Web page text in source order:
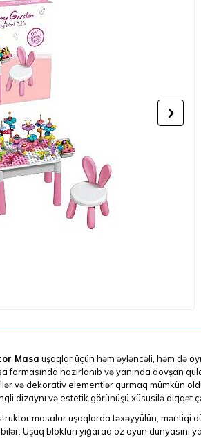
Masa uşaqlar üçün həm əyləncəli, həm də
formasında hazırlanıb və yanında dovşan
və dekorativ elementlər qurmaq mümkün
dizaynı və estetik görünüşü xüsusilə diqqət
masalar uşaqlarda təxəyyülün, məntiqi
Uşaq blokları yığaraq öz oyun dünyasını